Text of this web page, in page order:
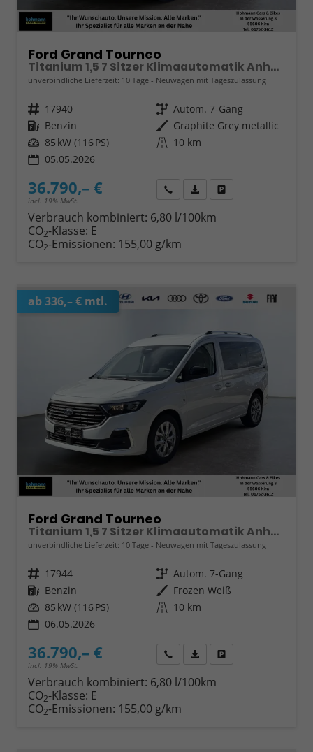
Ford Grand Tourneo
Titanium 1,5 7 Sitzer Klimaautomatik Anhängerkupplung Sitzheizung Einparkhilfe Kamera 17 Zoll Leichtmetall ACC
unverbindliche Lieferzeit: 10 Tage Neuwagen mit Tageszulassung
Fahrzeugnr. 17940 Getriebe Autom. 7-Gang
Kraftstoff Benzin Außenfarbe Graphite Grey metallic
Leistung 85 kW (116 PS) Kilometerstand 10 km
05.05.2026
36.790,– €
incl. 19% MwSt.
Wir rufen Sie anFahrzeugexposé (PDF)
Verbrauch kombiniert: 6,80 l/100km
CO2-Klasse: E
CO2-Emissionen: 155,00 g/km
ab 336,– € mtl.
Ford Grand Tourneo
Titanium 1,5 7 Sitzer Klimaautomatik Anhängerkupplung Sitzheizung Einparkhilfe Kamera 17 Zoll Leichtmetall ACC
unverbindliche Lieferzeit: 10 Tage Neuwagen mit Tageszulassung
Fahrzeugnr. 17944 Getriebe Autom. 7-Gang
Kraftstoff Benzin Außenfarbe Frozen Weiß
Leistung 85 kW (116 PS) Kilometerstand 10 km
06.05.2026
36.790,– €
incl. 19% MwSt.
Wir rufen Sie anFahrzeugexposé (PDF)
Verbrauch kombiniert: 6,80 l/100km
CO2-Klasse: E
CO2-Emissionen: 155,00 g/km